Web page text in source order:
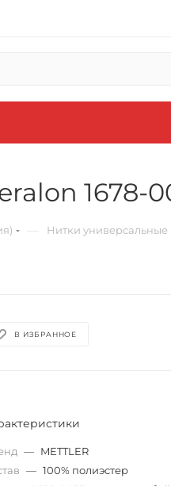
1678-
Нитки универсальные
В ИЗБРАННОЕ
— METTLER
— 100% полиэстер